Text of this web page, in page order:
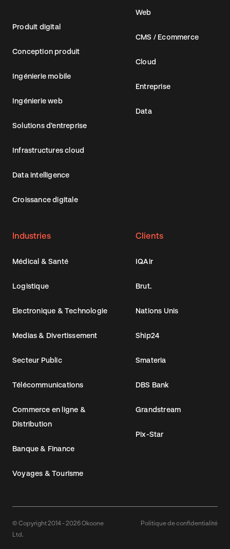
Produit digital
Conception produit
Ingénierie mobile
Ingénierie web
Solutions d’entreprise
Infrastructures cloud
Data intelligence
Croissance digitale
Web
CMS / Ecommerce
Cloud
Entreprise
Data
Industries
Médical & Santé
Logistique
Electronique & Technologie
Medias & Divertissement
Secteur Public
Télécommunications
Commerce en ligne &
Distribution
Banque & Finance
Voyages & Tourisme
Clients
IQAir
Brut.
Nations Unis
Ship24
Smateria
DBS Bank
Grandstream
Pix-Star
© Copyright 2014 - 2026 Okoone
Ltd.
Politique de confidentialité